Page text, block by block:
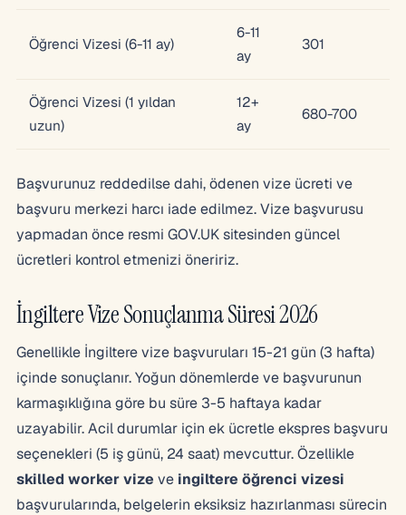
Öğrenci Vizesi (6-11 ay)
6-11
ay
301
Öğrenci Vizesi (1 yıldan
uzun)
12+
ay
680-700
Başvurunuz reddedilse dahi, ödenen vize ücreti ve
başvuru merkezi harcı iade edilmez. Vize başvurusu
yapmadan önce resmi GOV.UK sitesinden güncel
ücretleri kontrol etmenizi öneririz.
İngiltere Vize Sonuçlanma Süresi 2026
Genellikle İngiltere vize başvuruları 15-21 gün (3 hafta)
içinde sonuçlanır. Yoğun dönemlerde ve başvurunun
karmaşıklığına göre bu süre 3-5 haftaya kadar
uzayabilir. Acil durumlar için ek ücretle ekspres başvuru
seçenekleri (5 iş günü, 24 saat) mevcuttur. Özellikle
skilled worker vize ve ingiltere öğrenci vizesi
başvurularında, belgelerin eksiksiz hazırlanması sürecin